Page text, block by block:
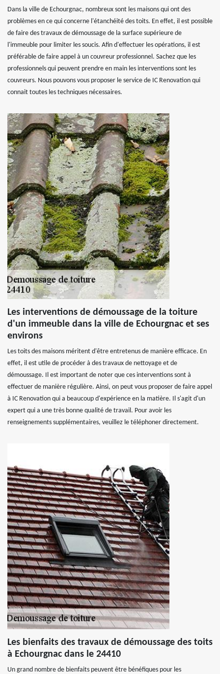
Dans la ville de Echourgnac, nombreux sont les maisons qui ont des
problèmes en ce qui concerne l'étanchéité des toits. En effet, il est possible
de faire des travaux de démoussage de la surface supérieure de
l'immeuble pour limiter les soucis. Afin d'effectuer les opérations, il est
préférable de faire appel à un couvreur professionnel. Sachez que les
professionnels qui peuvent prendre en main les interventions sont les
couvreurs. Nous pouvons vous proposer le service de IC Renovation qui
connait toutes les techniques nécessaires.
Les interventions de démoussage de la toiture
d'un immeuble dans la ville de Echourgnac et ses
environs
Les toits des maisons méritent d'être entretenus de manière efficace. En
effet, il est utile de procéder à des travaux de nettoyage et de
démoussage. Il est important de noter que ces interventions sont à
effectuer de manière régulière. Ainsi, on peut vous proposer de faire appel
à IC Renovation qui a beaucoup d'expérience en la matière. Il s'agit d'un
expert qui a une très bonne qualité de travail. Pour avoir les
renseignements supplémentaires, veuillez le téléphoner directement.
Les bienfaits des travaux de démoussage des toits
à Echourgnac dans le 24410
Un grand nombre de bienfaits peuvent être bénéfiques pour les